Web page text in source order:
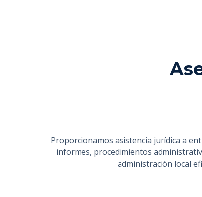
Proporcionamos asistencia jurídica a
informes, procedimientos
administración local